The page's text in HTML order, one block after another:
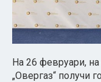
На 26 февруари,
„Овергаз“ получи